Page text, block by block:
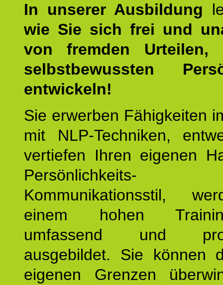
In unserer Ausbildung
wie Sie sich frei und
von fremden Urteilen,
selbstbewussten
entwickeln!
Sie erwerben Fähigkeiten
mit NLP-Techniken,
vertiefen Ihren eigenen
Kommunikationsstil,
einem hohen
umfassend und
ausgebildet. Sie können
eigenen Grenzen